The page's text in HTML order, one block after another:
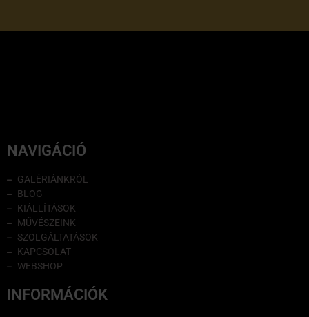
NAVIGÁCIÓ
GALÉRIÁNKRÓL
BLOG
KIÁLLÍTÁSOK
MŰVÉSZEINK
SZOLGÁLTATÁSOK
KAPCSOLAT
WEBSHOP
INFORMÁCIÓK